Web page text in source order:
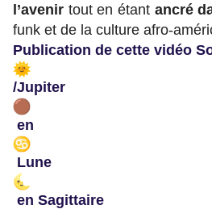
l’avenir tout en étant ancré
funk et de la culture afro-
Publication de cette vidéo
/Jupiter
en
Lune
en Sagittaire